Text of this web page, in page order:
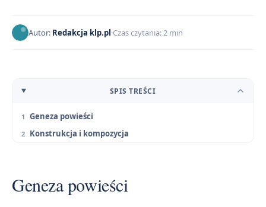
Autor: Redakcja klp.pl Czas czytania: 2 min
SPIS TREŚCI
Geneza powieści
Konstrukcja i kompozycja
Geneza powieści